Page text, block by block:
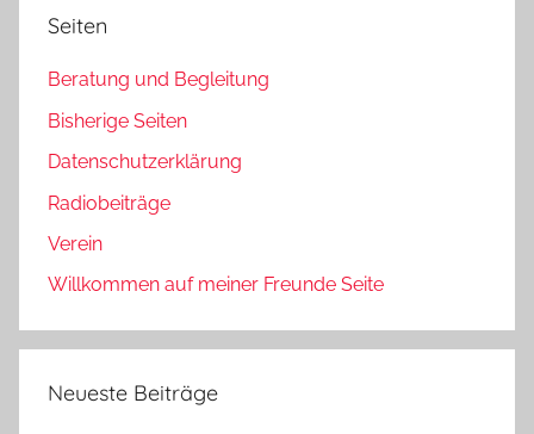
Seiten
Beratung und Begleitung
Bisherige Seiten
Datenschutzerklärung
Radiobeiträge
Verein
Willkommen auf meiner Freunde Seite
Neueste Beiträge